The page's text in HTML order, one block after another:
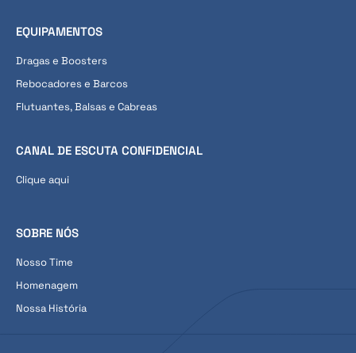
EQUIPAMENTOS
Dragas e Boosters
Rebocadores e Barcos
Flutuantes, Balsas e Cabreas
CANAL DE ESCUTA CONFIDENCIAL
Clique aqui
SOBRE NÓS
Nosso Time
Homenagem
Nossa História